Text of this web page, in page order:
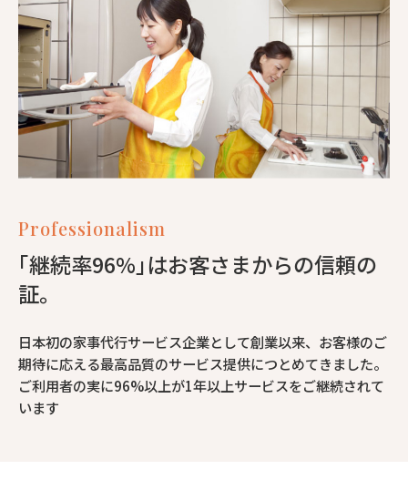
Professionalism
｢継続率96%｣はお客さまからの信頼の
証。
日本初の家事代行サービス企業として創業以来、お客様のご
期待に応える最高品質のサービス提供につとめてきました。
ご利用者の実に96%以上が1年以上サービスをご継続されて
います